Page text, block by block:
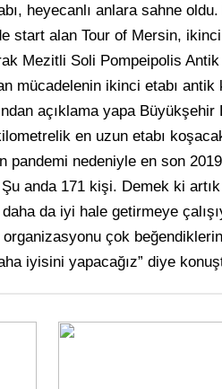
heyecanlı anlara sahne
start alan Tour of Mersin,
Mezitli Soli Pompeipolis
mücadelenin ikinci etabı
açıklama yapa
en uzun etabı
nedeniyle en son 2019
anda 171 kişi. Demek ki
da iyi hale getirmeye
organizasyonu çok
iyisini yapacağız” diye